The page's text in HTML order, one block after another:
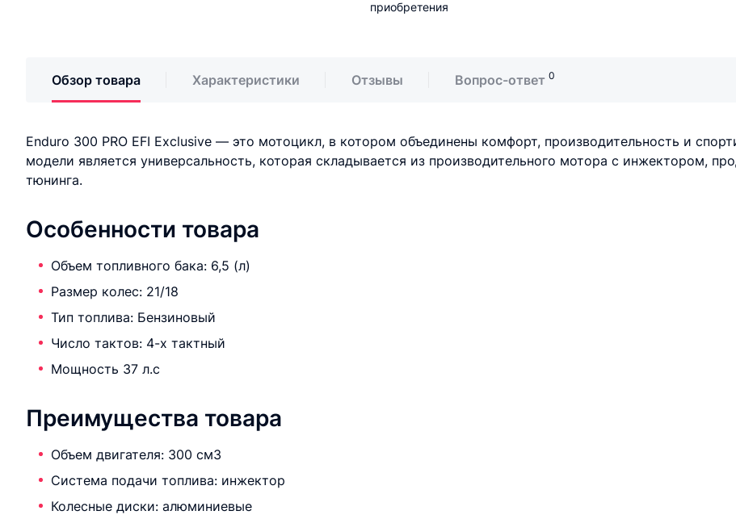
приобретения
Обзор товара Характеристики Отзывы Вопрос-ответ 0
Enduro 300 PRO EFI Exclusive — это мотоцикл, в котором объединены комфорт, производительность и
модели является универсальность, которая складывается из производительного мотора с инжектором,
тюнинга.
Особенности товара
Объем топливного бака: 6,5 (л)
Размер колес: 21/18
Тип топлива: Бензиновый
Число тактов: 4-х тактный
Мощность 37 л.с
Преимущества товара
Объем двигателя: 300 см3
Система подачи топлива: инжектор
Колесные диски: алюминиевые